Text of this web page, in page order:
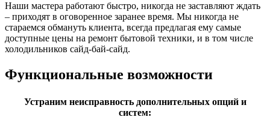
Наши мастера работают быстро, никогда не заставляют ждать
– приходят в оговоренное заранее время. Мы никогда не
стараемся обмануть клиента, всегда предлагая ему самые
доступные цены на ремонт бытовой техники, и в том числе
холодильников сайд-бай-сайд.
Функциональные возможности
Устраним неисправность дополнительных опций и
систем: